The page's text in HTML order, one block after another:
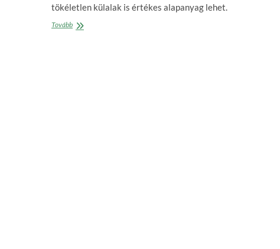
tökéletlen külalak is értékes alapanyag lehet.
TovábbNem